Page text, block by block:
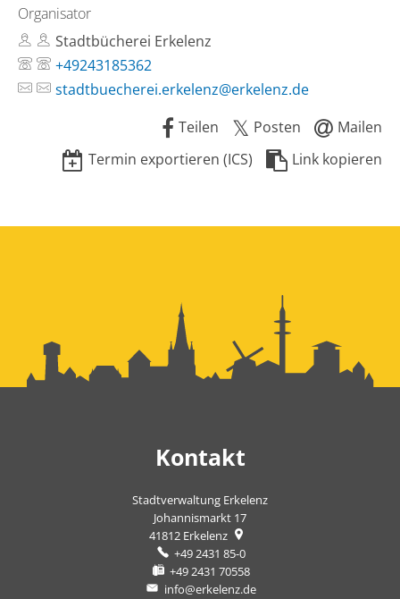
Organisator
Stadtbücherei Erkelenz
+49243185362
stadtbuecherei.erkelenz@erkelenz.de
Teilen
Posten
Mailen
Termin exportieren (ICS)
Link kopieren
Kontakt
Stadtverwaltung Erkelenz
Johannismarkt 17
41812 Erkelenz
+49 2431 85-0
+49 2431 70558
info@erkelenz.de